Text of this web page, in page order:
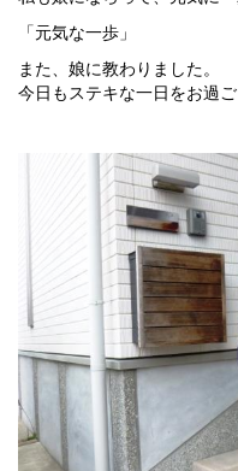
「元気な一歩」
また、娘に教わりました。
今日もステキな一日をお過ご